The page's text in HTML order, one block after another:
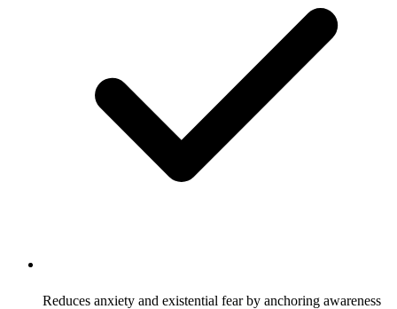
Reduces anxiety and existential fear by anchoring awareness